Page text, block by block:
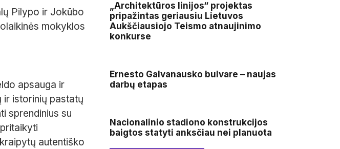
Pilypo ir Jokūbo
mokyklos
apsauga ir
ir istorinių pastatų
sprendinius su
autentiško
„Architektūros linijos“ projektas
pripažintas geriausiu Lietuvos
Aukščiausiojo Teismo atnaujinimo
konkurse
Ernesto Galvanausko bulvare – naujas
darbų etapas
Nacionalinio stadiono konstrukcijos
baigtos statyti anksčiau nei planuota